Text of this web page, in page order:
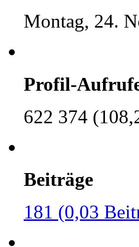
Montag, 24.
Profil-
622 374
Beiträge
181 (0,03